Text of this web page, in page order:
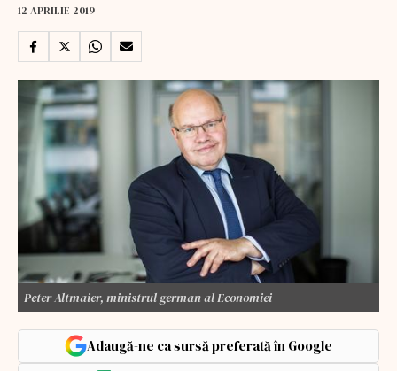
12 APRILIE 2019
Peter Altmaier, ministrul german al Economiei
Adaugă-ne ca sursă preferată în Google